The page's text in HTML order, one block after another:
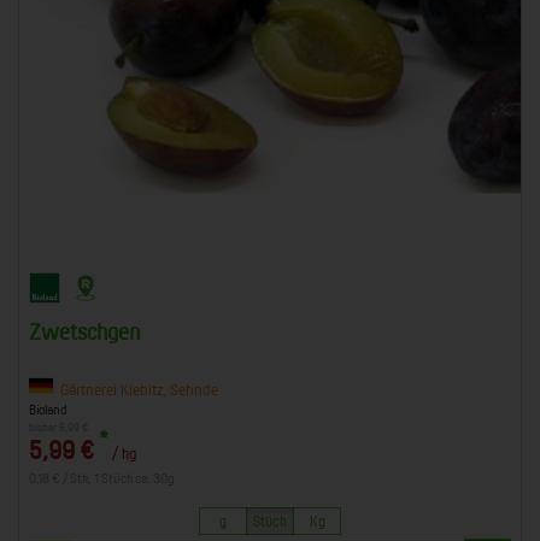
Zwetschgen
Gärtnerei Kiebitz, Sehnde
Bioland
5,99 € * / kg
g Stück Kg